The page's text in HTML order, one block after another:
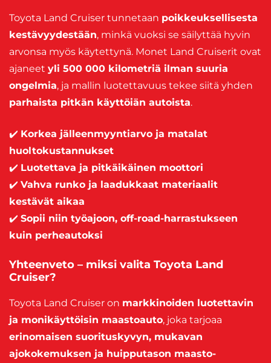
Toyota Land Cruiser tunnetaan poikkeuksellisesta
kestävyydestään, minkä vuoksi se säilyttää hyvin
arvonsa myös käytettynä. Monet Land Cruiserit ovat
ajaneet yli 500 000 kilometriä ilman suuria
ongelmia, ja mallin luotettavuus tekee siitä yhden
parhaista pitkän käyttöiän autoista.
✔️ Korkea jälleenmyyntiarvo ja matalat
huoltokustannukset
✔️ Luotettava ja pitkäikäinen moottori
✔️ Vahva runko ja laadukkaat materiaalit
kestävät aikaa
✔️ Sopii niin työajoon, off-road-harrastukseen
kuin perheautoksi
Yhteenveto – miksi valita Toyota Land
Cruiser?
Toyota Land Cruiser on markkinoiden luotettavin
ja monikäyttöisin maastoauto, joka tarjoaa
erinomaisen suorituskyvyn, mukavan
ajokokemuksen ja huipputason maasto-